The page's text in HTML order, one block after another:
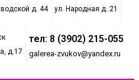
д. 44
ул. Народная д. 21
д.17
тел: 8 (3902) 215-055
galerea-zvukov@yandex.ru